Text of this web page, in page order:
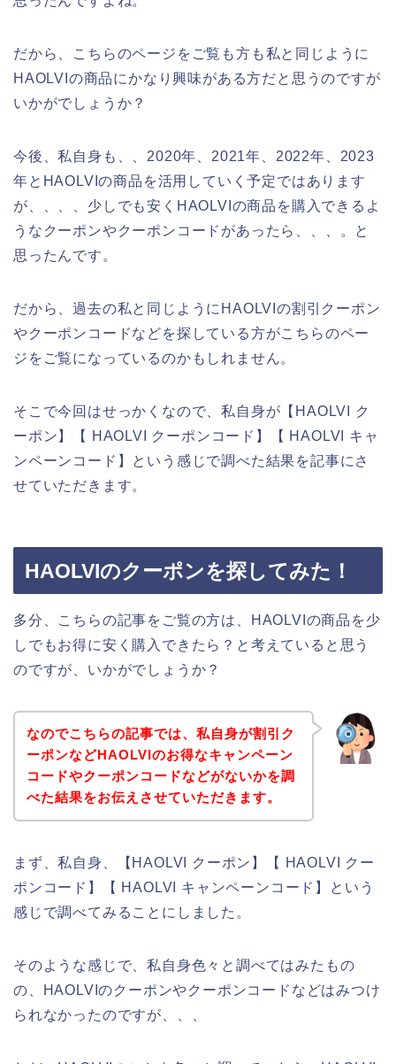
だから、こちらのページをご覧も方も私と同じように
HAOLVIの商品にかなり興味がある方だと思うのですが
いかがでしょうか？
今後、私自身も、、2020年、2021年、2022年、2023
年とHAOLVIの商品を活用していく予定ではあります
が、、、、少しでも安くHAOLVIの商品を購入できるよ
うなクーポンやクーポンコードがあったら、、、。と
思ったんです。
だから、過去の私と同じようにHAOLVIの割引クーポン
やクーポンコードなどを探している方がこちらのペー
ジをご覧になっているのかもしれません。
そこで今回はせっかくなので、私自身が【HAOLVI ク
ーポン】【 HAOLVI クーポンコード】【 HAOLVI キャ
ンペーンコード】という感じで調べた結果を記事にさ
せていただきます。
HAOLVIのクーポンを探してみた！
多分、こちらの記事をご覧の方は、HAOLVIの商品を少
しでもお得に安く購入できたら？と考えていると思う
のですが、いかがでしょうか？
なのでこちらの記事では、私自身が割引ク
ーポンなどHAOLVIのお得なキャンペーン
コードやクーポンコードなどがないかを調
べた結果をお伝えさせていただきます。
まず、私自身、【HAOLVI クーポン】【 HAOLVI クー
ポンコード】【 HAOLVI キャンペーンコード】という
感じで調べてみることにしました。
そのような感じで、私自身色々と調べてはみたもの
の、HAOLVIのクーポンやクーポンコードなどはみつけ
られなかったのですが、、、